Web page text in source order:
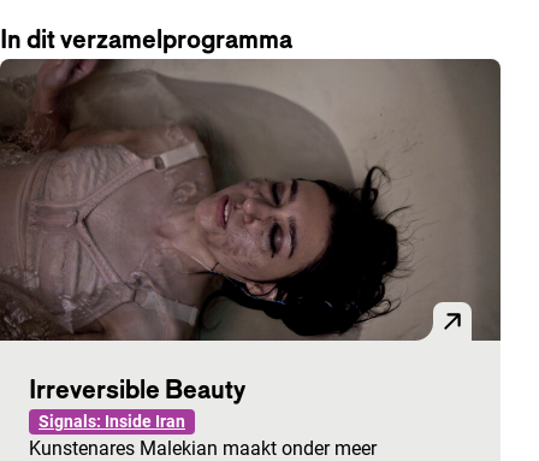
In dit verzamelprogramma
Irreversible Beauty
Signals: Inside Iran
Kunstenares Malekian maakt onder meer